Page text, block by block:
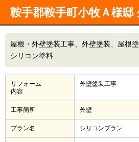
鞍手郡鞍手町小牧Ａ様邸
屋根・外壁塗装工事 外壁塗装 屋根
シリコン塗料
リフォーム
内容
外壁塗装工事
工事箇所 外壁
プラン名 シリコンプラン